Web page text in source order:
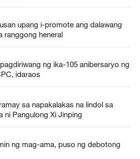
upang i-promote ang dalawang
ranggong heneral
ng ika-105 anibersaryo ng
idaraos
sa napakalakas na lindol sa
ni Pangulong Xi Jinping
ng mag-ama, puso ng debotong